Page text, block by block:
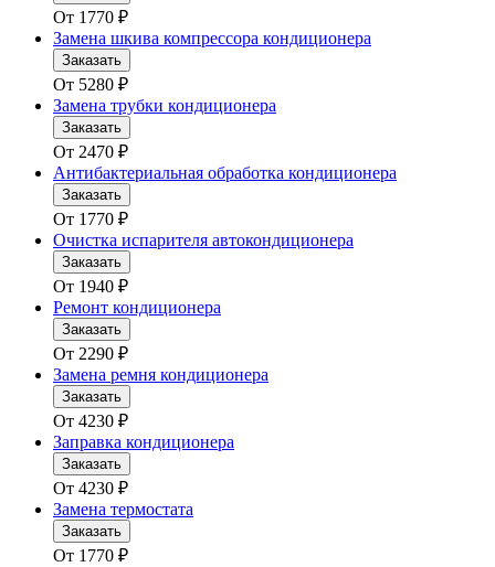
От 1770 ₽
Замена шкива компрессора кондиционера
Заказать
От 5280 ₽
Замена трубки кондиционера
Заказать
От 2470 ₽
Антибактериальная обработка кондиционера
Заказать
От 1770 ₽
Очистка испарителя автокондиционера
Заказать
От 1940 ₽
Ремонт кондиционера
Заказать
От 2290 ₽
Замена ремня кондиционера
Заказать
От 4230 ₽
Заправка кондиционера
Заказать
От 4230 ₽
Замена термостата
Заказать
От 1770 ₽